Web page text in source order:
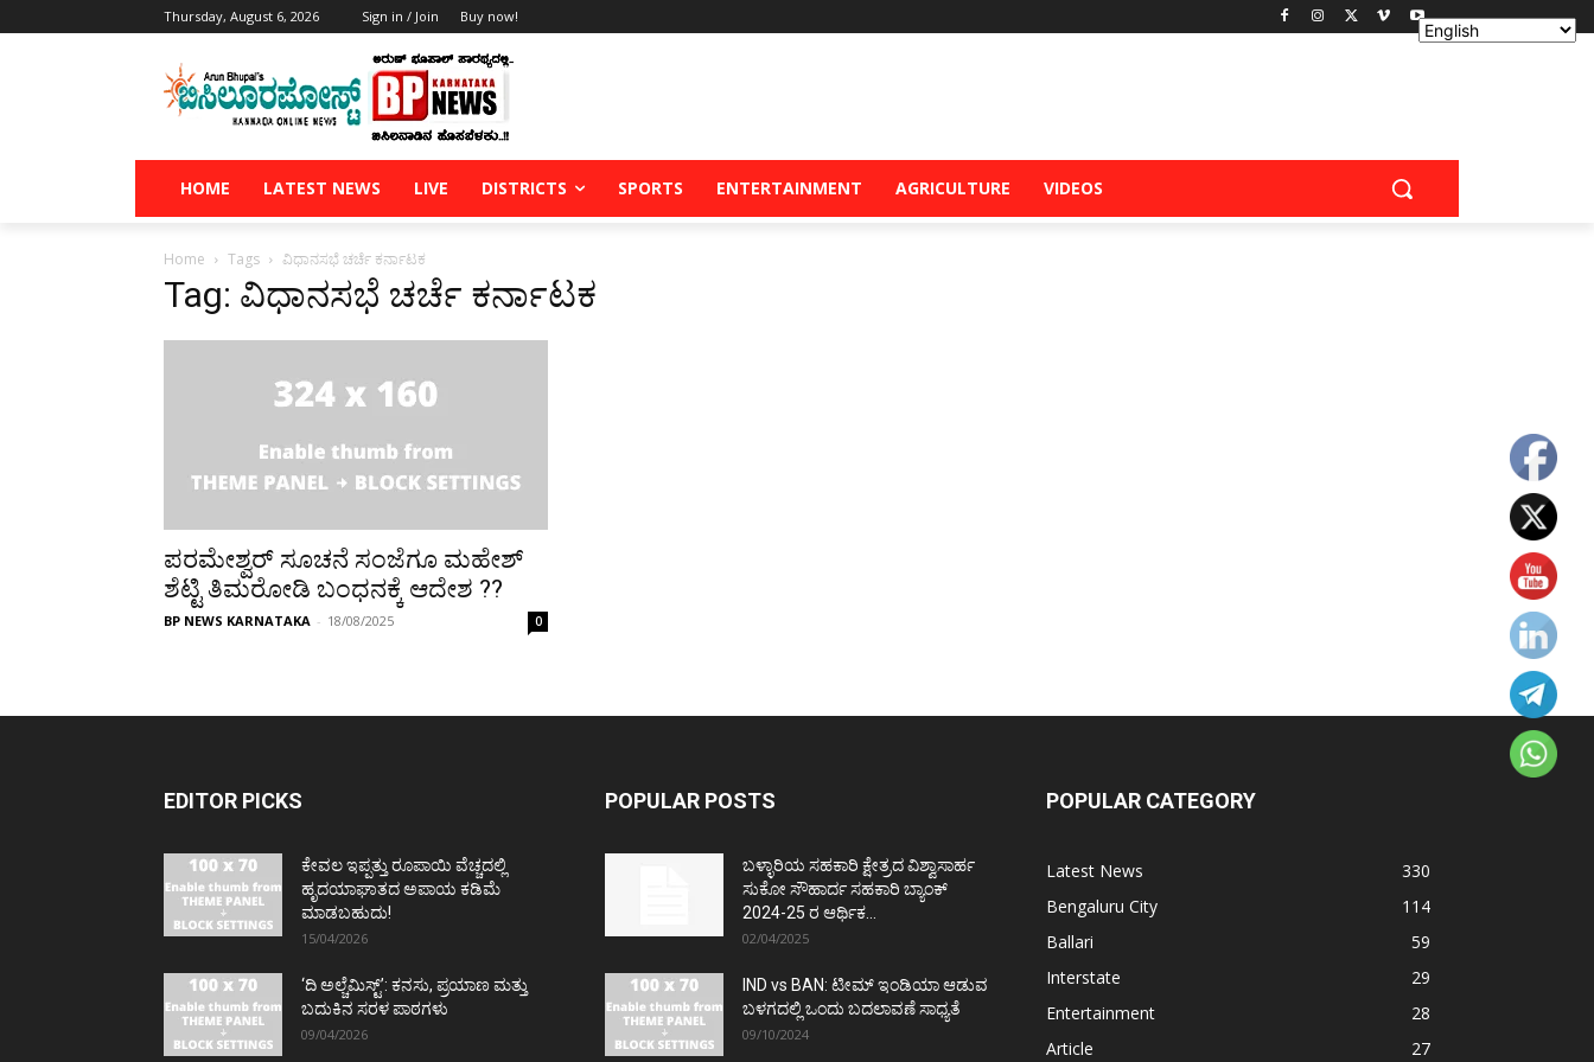
Thursday, August 6, 2026 Sign in / Join Buy now!
HOME LATEST NEWS LIVE DISTRICTS SPORTS ENTERTAINMENT AGRICULTURE VIDEOS
Home Tags ವಿಧಾನಸಭೆ ಚರ್ಚೆ ಕರ್ನಾಟಕ
Tag: ವಿಧಾನಸಭೆ ಚರ್ಚೆ ಕರ್ನಾಟಕ
ಪರಮೇಶ್ವರ್‌ ಸೂಚನೆ ಸಂಜೆಗೂ ಮಹೇಶ್
ಶೆಟ್ಟಿ ತಿಮರೋಡಿ ಬಂಧನಕ್ಕೆ ಆದೇಶ ??
BP NEWS KARNATAKA - 18/08/2025 0
EDITOR PICKS
ಕೇವಲ ಇಪ್ಪತ್ತು ರೂಪಾಯಿ ವೆಚ್ಚದಲ್ಲಿ
ಹೃದಯಾಘಾತದ ಅಪಾಯ ಕಡಿಮೆ
ಮಾಡಬಹುದು!
15/04/2026
‘ದಿ ಅಲ್ಚೆಮಿಸ್ಟ್’: ಕನಸು, ಪ್ರಯಾಣ ಮತ್ತು
ಬದುಕಿನ ಸರಳ ಪಾಠಗಳು
09/04/2026
POPULAR POSTS
ಬಳ್ಳಾರಿಯ ಸಹಕಾರಿ ಕ್ಷೇತ್ರದ ವಿಶ್ವಾಸಾರ್ಹ
ಸುಕೋ ಸೌಹಾರ್ದ ಸಹಕಾರಿ ಬ್ಯಾಂಕ್
2024-25 ರ ಆರ್ಥಿಕ...
02/04/2025
IND vs BAN: ಟೀಮ್ ಇಂಡಿಯಾ ಆಡುವ
ಬಳಗದಲ್ಲಿ ಒಂದು ಬದಲಾವಣೆ ಸಾಧ್ಯತೆ
09/10/2024
POPULAR CATEGORY
Latest News
330
Bengaluru City
114
Ballari
59
Interstate
29
Entertainment
28
Article
27